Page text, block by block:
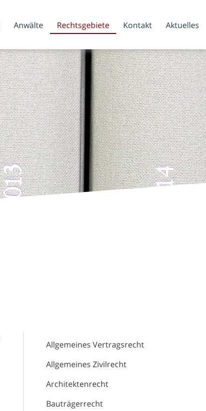
Anwälte Rechtsgebiete Kontakt Aktuelles
Allgemeines Vertragsrecht
Allgemeines Zivilrecht
Architektenrecht
Bauträgerrecht